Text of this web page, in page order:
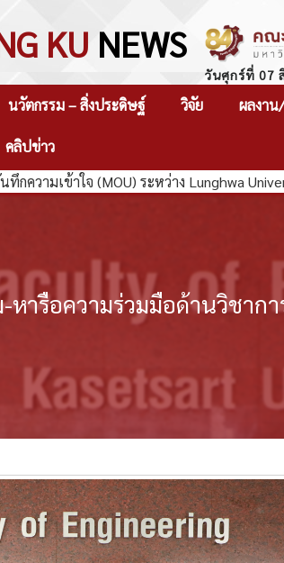
KU NEWS
วันศุกร์ที่ 07
นวัตกรรม – สิ่งประดิษฐ์ วิจัย ผลงาน
คลิปข่าว
ข้าใจ (MOU) ระหว่าง Lunghwa
ารือความร่วมมือด้านวิชาก